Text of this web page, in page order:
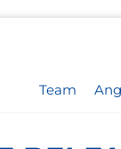
Team